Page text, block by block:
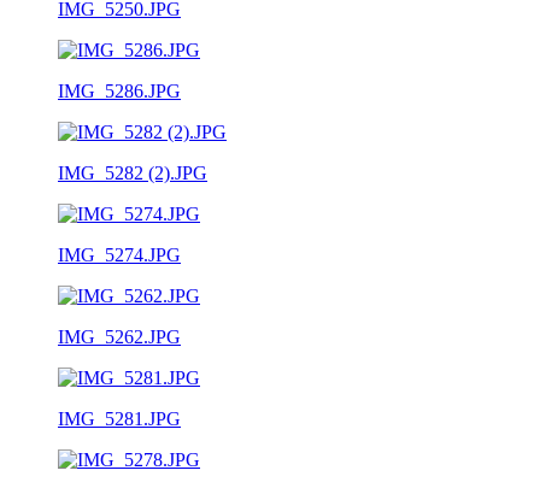
IMG_5250.JPG
IMG_5286.JPG
IMG_5282 (2).JPG
IMG_5274.JPG
IMG_5262.JPG
IMG_5281.JPG